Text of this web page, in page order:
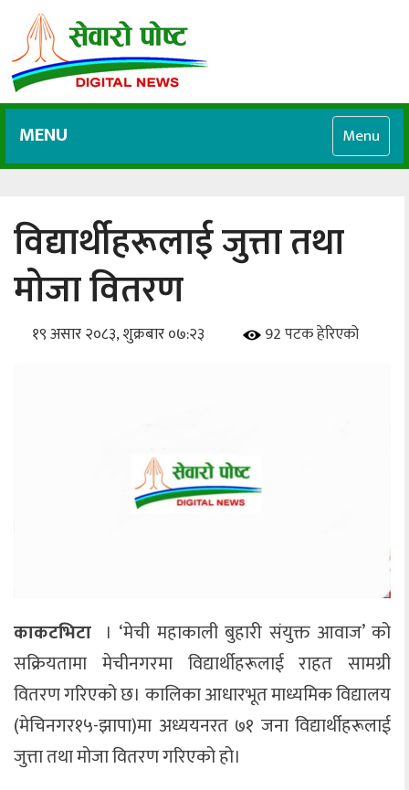
MENU Menu
विद्यार्थीहरूलाई जुत्ता तथा
मोजा वितरण
१९ असार २०८३, शुक्रबार ०७:२३ 92 पटक हेरिएको
काकटभिटा । ‘मेची महाकाली बुहारी संयुक्त आवाज’ को
सक्रियतामा मेचीनगरमा विद्यार्थीहरूलाई राहत सामग्री
वितरण गरिएको छ। कालिका आधारभूत माध्यमिक विद्यालय
(मेचिनगर१५-झापा)मा अध्ययनरत ७१ जना विद्यार्थीहरूलाई
जुत्ता तथा मोजा वितरण गरिएको हो।